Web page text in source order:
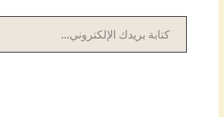
كتابة بريدك الإلكتروني…